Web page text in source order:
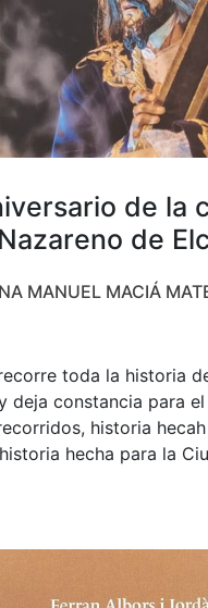
de la
de
MANUEL MACIÁ
toda la historia
deja constancia para
historia
hecha para la